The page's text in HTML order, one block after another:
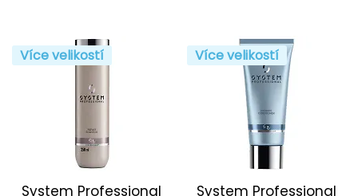
Více velikostí
System Professional
Více velikostí
System Professional